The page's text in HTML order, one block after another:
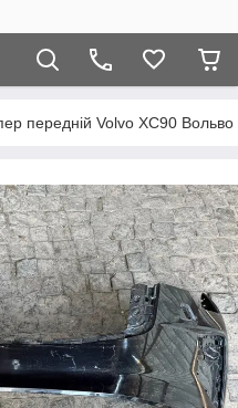
передній Volvo XC90